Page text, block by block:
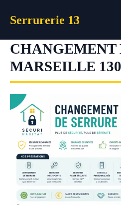
Serrurerie 13
CHANGEMENT
MARSEILLE